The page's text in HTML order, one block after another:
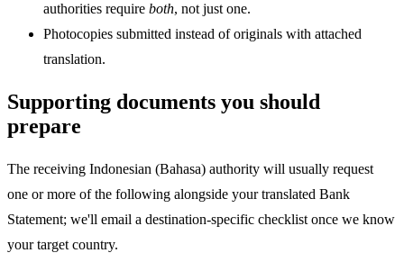
authorities require both, not just one.
Photocopies submitted instead of originals with attached
translation.
Supporting documents you should
prepare
The receiving Indonesian (Bahasa) authority will usually request
one or more of the following alongside your translated Bank
Statement; we'll email a destination-specific checklist once we know
your target country.